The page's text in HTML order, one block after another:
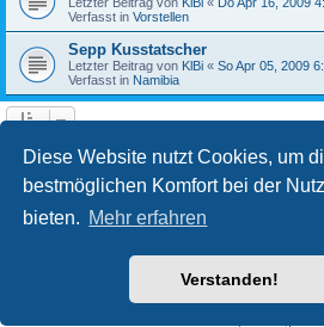
Diese Website nutzt Cookies, um
bestmöglichen Komfort bei der
bieten. Mehr erfahren
Verstanden!
Verfasst in Vorstellen
Sepp Kusstatscher
Letzter Beitrag von KlBi « So Apr 05, 2009
Verfasst in Namibia
Die Suche ergab 103 Treffer 1
Powered byphpBB® Forum